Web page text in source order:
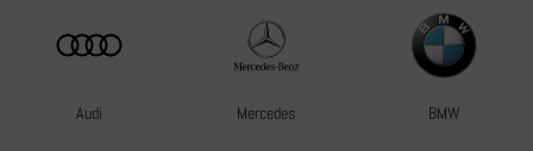
Audi Mercedes BMW